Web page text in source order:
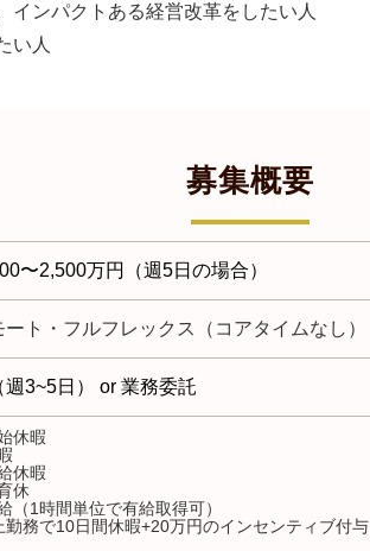
インパクトある経営改革をしたい人
い人
募集概要
00〜2,500万円（週5日の場合）
ート・フルフレックス（コアタイムなし）
週3~5日） or 業務委託
休暇
休暇
休
（1時間単位で有給取得可）
勤務で10日間休暇+20万円のインセンティブ付与